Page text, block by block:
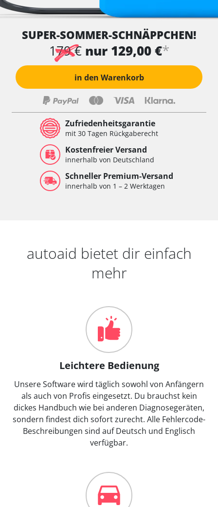
SUPER-SOMMER-SCHNÄPPCHEN!
179 € nur 129,00 €*
in den Warenkorb
Zufriedenheitsgarantie
mit 30 Tagen Rückgaberecht
Kostenfreier Versand
innerhalb von Deutschland
Schneller Premium-Versand
innerhalb von 1 – 2 Werktagen
autoaid bietet dir einfach
mehr
Leichtere Bedienung
Unsere Software wird täglich sowohl von Anfängern
als auch von Profis eingesetzt. Du brauchst kein
dickes Handbuch wie bei anderen Diagnosegeräten,
sondern findest dich sofort zurecht. Alle Fehlercode-
Beschreibungen sind auf Deutsch und Englisch
verfügbar.